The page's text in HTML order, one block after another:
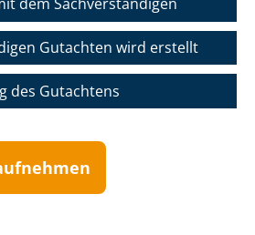
Gutachten wird erstellt
des Gutachtens